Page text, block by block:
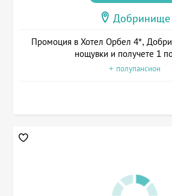
Добринище
Промоция в Хотел Орбел 4*,
нощувки и получете 1
+ полупансион